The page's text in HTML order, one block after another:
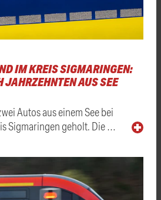
IM KREIS SIGMARINGEN:
JAHRZEHNTEN AUS SEE
Autos aus einem See bei
Sigmaringen geholt. Die …